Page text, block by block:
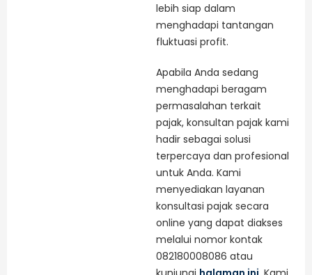
lebih siap dalam
menghadapi tantangan
fluktuasi profit.
Apabila Anda sedang
menghadapi beragam
permasalahan terkait
pajak, konsultan pajak kami
hadir sebagai solusi
terpercaya dan profesional
untuk Anda. Kami
menyediakan layanan
konsultasi pajak secara
online yang dapat diakses
melalui nomor kontak
082180008086 atau